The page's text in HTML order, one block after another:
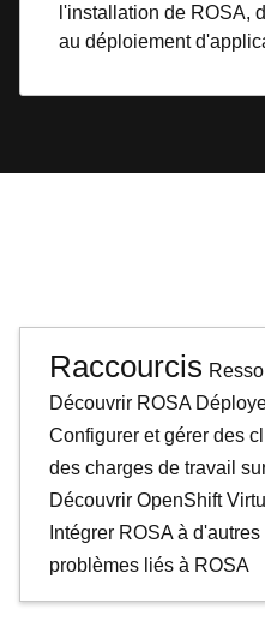
l'installation de ROSA,
au déploiement
Raccourcis
Découvrir ROSA
Configurer et gérer des
des charges de travail
Découvrir OpenShift
Intégrer ROSA à
problèmes liés à ROSA